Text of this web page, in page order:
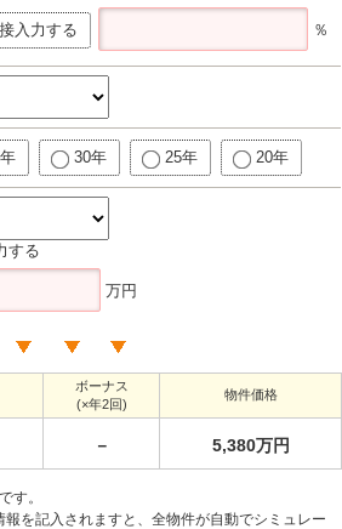
入力する ％
30年 25年 20年
する
万円
ボーナス
(×年2回)
物件価格
－ 5,380万円
す。
報を記入されますと、全物件が自動でシミュレー